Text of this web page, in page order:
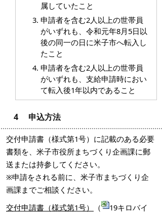
属していたこと
申請者を含む2人以上の世帯員
がいずれも、令和元年8月5日以
後の同一の日に米子市へ転入し
たこと
申請者を含む2人以上の世帯員
がいずれも、支給申請時におい
て転入後1年以内であること
4 申込方法
交付申請書（様式第1号）に記載のある必要
書類を、米子市役所まちづくり企画課に郵
送または持参してください。
※申請をされる前に、米子市まちづくり企
画課までご相談ください。
交付申請書（様式第1号）
（
19キロバイ